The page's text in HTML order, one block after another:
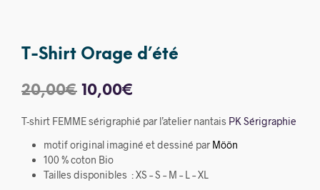
T-Shirt Orage d’été
20,00€ Le
prix
initial
était :
20,00€.
10,00€
prix
actuel
10,00€.
T-shirt FEMME sérigraphié par l’atelier nantais PK Sérigraphie
motif original imaginé et dessiné par Möön
100 % coton Bio
Tailles disponibles : XS – S – M – L – XL